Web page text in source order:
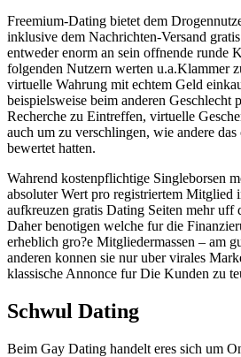
Freemium-Dating bietet dem
inklusive dem Nachrichten-Versand
entweder enorm an sein offnende runde
folgenden Nutzern werten u.a.Klammer
virtuelle Wahrung mit echtem Geld
beispielsweise beim anderen Geschlecht
Recherche zu Eintreffen, virtuelle
auch um zu verschlingen, wie andere das
bewertet hatten.
Wahrend kostenpflichtige Singleborsen
absoluter Wert pro registriertem Mitglied
aufkreuzen gratis Dating Seiten mehr
Daher benotigen welche fur die
erheblich gro?e Mitgliedermassen – am
anderen konnen sie nur uber virales
klassische Annonce fur Die Kunden zu
Schwul Dating
Beim Gay Dating handelt eres sich um